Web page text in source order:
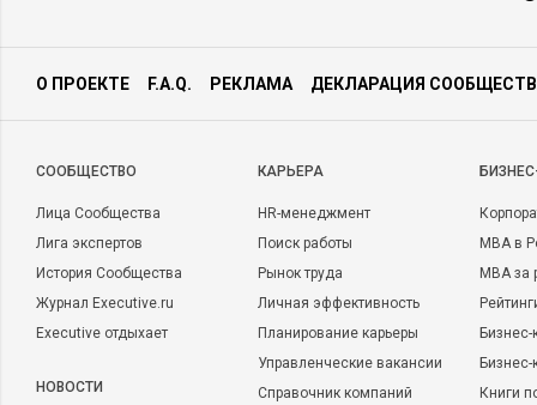
О ПРОЕКТЕ F.A.Q. РЕКЛАМА ДЕКЛАРАЦИЯ
CООБЩЕСТВО
Лица Сообщества
Лига экспертов
История Сообщества
Журнал Executive.ru
Executive отдыхает
НОВОСТИ
КАРЬЕРА
HR-менеджмент
Поиск работы
Рынок труда
Личная эффективность
Планирование карьеры
Управленческие вакансии
Справочник компаний
MBA в
MBA
Бизнес-
Книги